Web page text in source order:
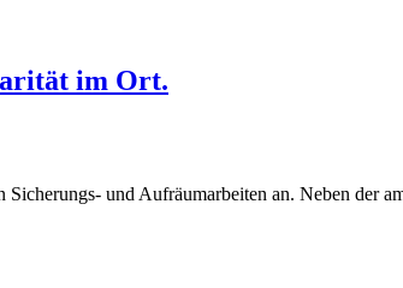
im Ort.
und Aufräumarbeiten an. Neben der